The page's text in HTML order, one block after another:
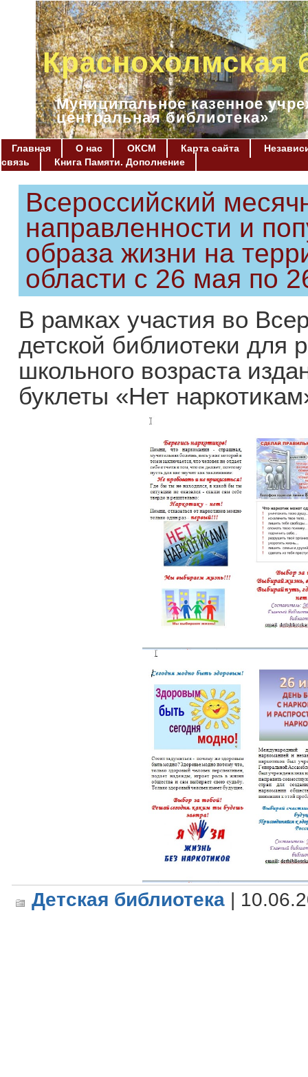
Краснохолмская
Муниципальное казенное
центральная библиотека»
Главная О нас ОКСМ Карта сайта
связь
Книга Памяти. Дополнение
Всероссийский
направленности и
образа жизни на
области с 26 мая по
В рамках участия во
детской библиотеки для
школьного возраста
буклеты «Нет
Детская библиотека |